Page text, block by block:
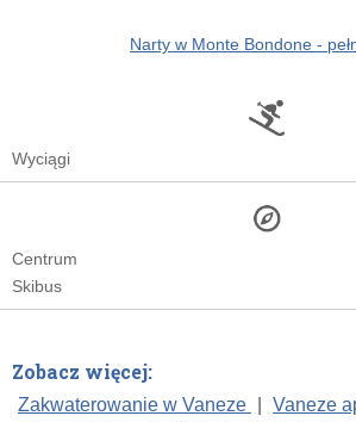
Narty w Monte Bondone -
Wyciągi
Centrum
Skibus
Zobacz więcej:
Zakwaterowanie w Vaneze Vaneze